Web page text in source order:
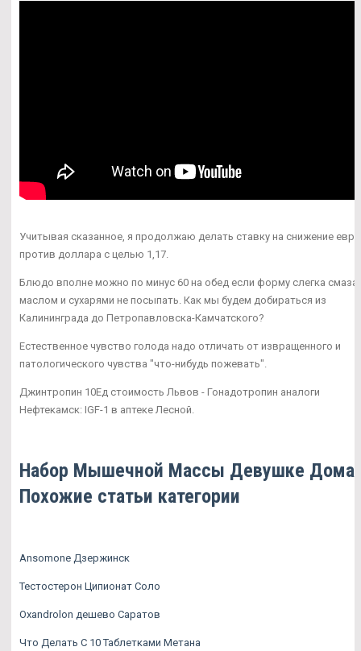
Учитывая сказанное, я продолжаю делать ставку на снижение евро
против доллара с целью 1,17.
Блюдо вполне можно по минус 60 на обед если форму слегка
маслом и сухарями не посыпать. Как мы будем добираться из
Калининграда до Петропавловска-Камчатского?
Естественное чувство голода надо отличать от извращенного и
патологического чувства "что-нибудь пожевать".
Джинтропин 10Ед стоимость Львов - Гонадотропин аналоги
Нефтекамск: IGF-1 в аптеке Лесной.
Набор Мышечной Массы Девушке Дома.
Похожие статьи категории
Ansomone Дзержинск
Тестостерон Ципионат Соло
Oxandrolon дешево Саратов
Что Делать С 10 Таблетками Метана